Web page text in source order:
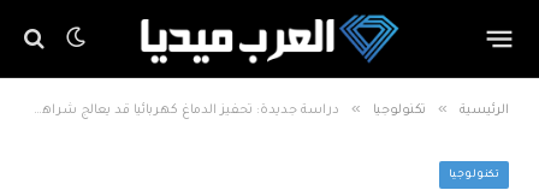
الرئيسية » تكنولوجيا » دراسة جديدة: تحفيز الدماغ كهربائيا قد يعالج شراهة الأكل
تكنولوجيا